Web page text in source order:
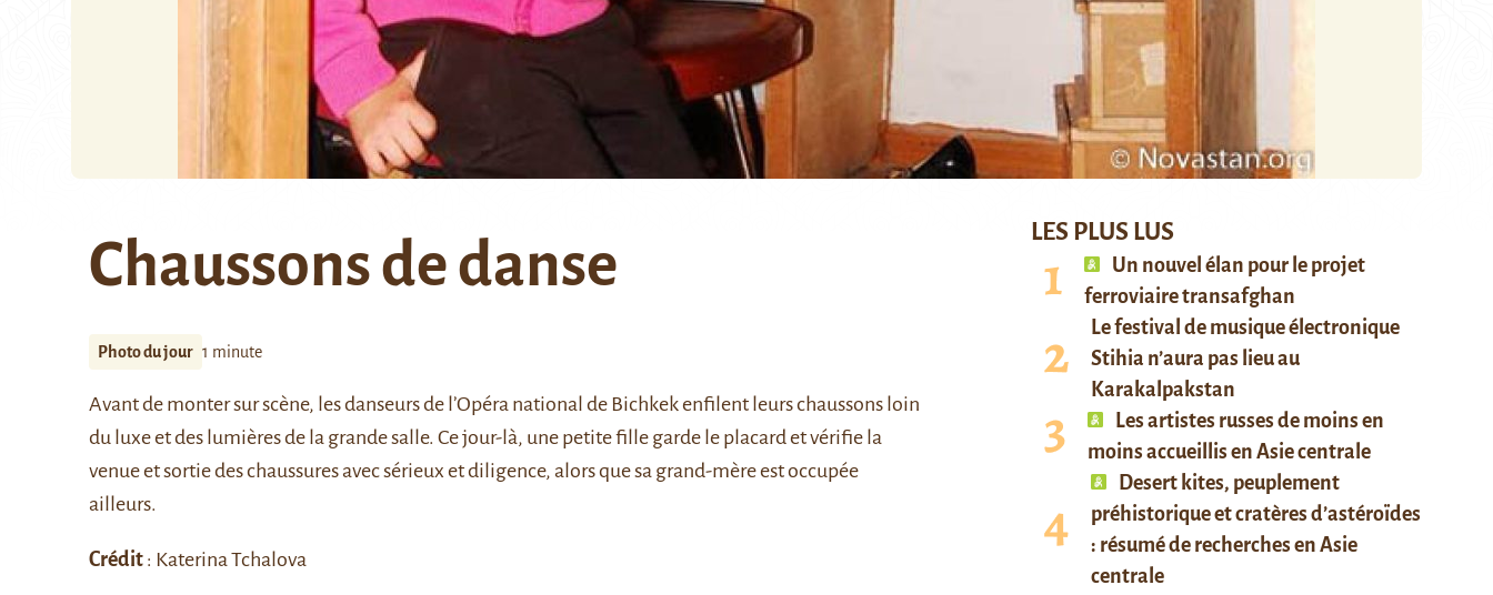
Chaussons de danse
Photo du jour 1 minute
Avant de monter sur scène, les danseurs de l’Opéra national de Bichkek enfilent leurs chaussons loin
du luxe et des lumières de la grande salle. Ce jour-là, une petite fille garde le placard et vérifie la
venue et sortie des chaussures avec sérieux et diligence, alors que sa grand-mère est occupée
ailleurs.
Crédit : Katerina Tchalova
LES PLUS LUS
Un nouvel élan pour le projet
ferroviaire transafghan
Le festival de musique électronique
Stihia n’aura pas lieu au
Karakalpakstan
Les artistes russes de moins en
moins accueillis en Asie centrale
Desert kites, peuplement
préhistorique et cratères d’astéroïdes
: résumé de recherches en Asie
centrale